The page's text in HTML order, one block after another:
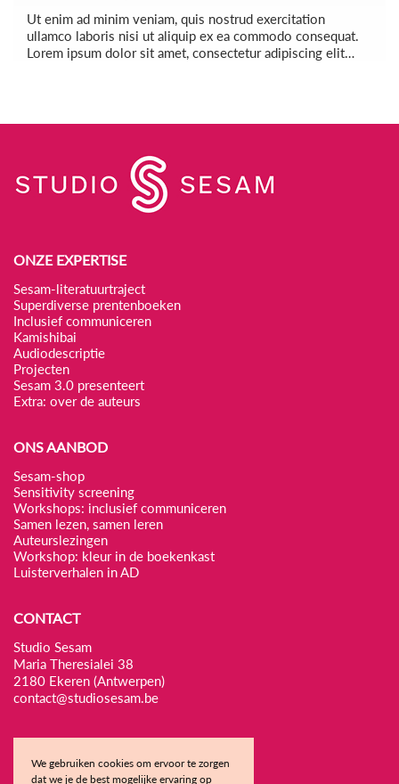
Ut enim ad minim veniam, quis nostrud exercitation
ullamco laboris nisi ut aliquip ex ea commodo consequat.
Lorem ipsum dolor sit amet, consectetur adipiscing elit…
ONZE EXPERTISE
Sesam-literatuurtraject
Superdiverse prentenboeken
Inclusief communiceren
Kamishibai
Audiodescriptie
Projecten
Sesam 3.0 presenteert
Extra: over de auteurs
ONS AANBOD
Sesam-shop
Sensitivity screening
Workshops: inclusief communiceren
Samen lezen, samen leren
Auteurslezingen
Workshop: kleur in de boekenkast
Luisterverhalen in AD
CONTACT
Studio Sesam
Maria Theresialei 38
2180 Ekeren (Antwerpen)
contact@studiosesam.be
We gebruiken cookies om ervoor te zorgen
dat we je de best mogelijke ervaring op